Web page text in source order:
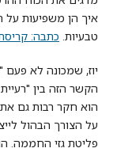
איך הן משפיעות
טבעיות. כתבה:
יוז, שמכונה לא
הוא חקר רבות גם
על הצורך הבהול
פליטת גזי החממה.